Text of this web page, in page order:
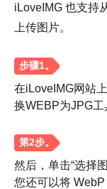
第 3 步。
步骤4。
iLoveIMG 也支持
上传图片。
在iLoveIMG网站
换WEBP为JPG工
然后，单击“选择
您还可以将 WebP